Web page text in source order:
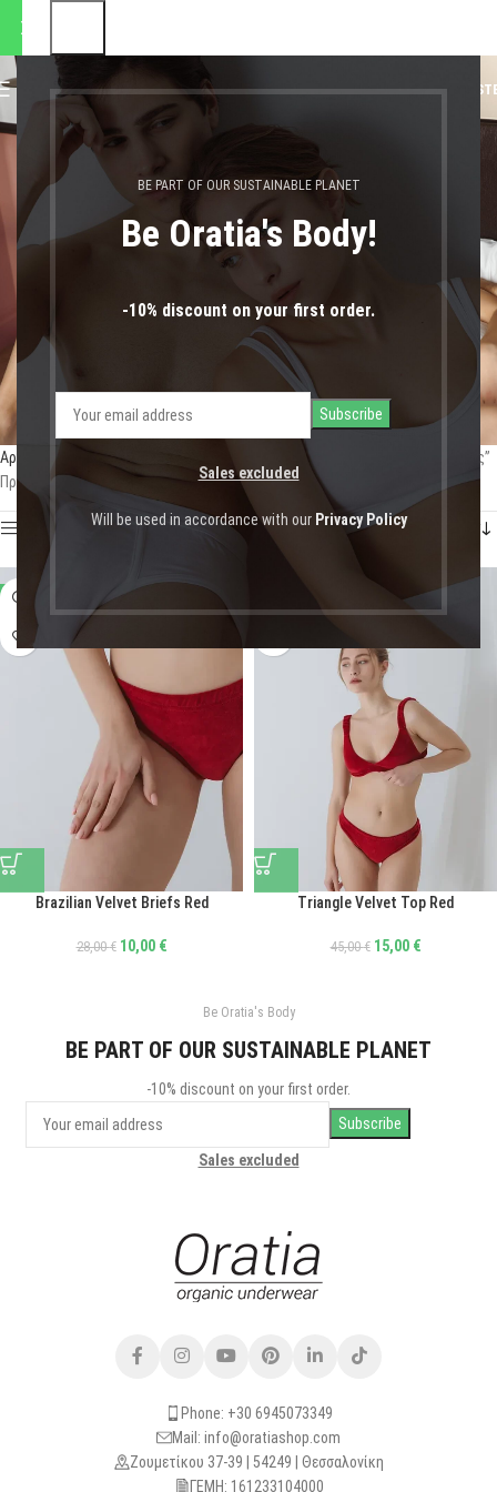
BE PART OF OUR SUSTAINABLE PLANET
Be Oratia's Body!
-10% discount on your first order.
Sales excluded
Will be used in accordance with our Privacy Policy
MENU 0,00€ LOGIN /
γυναικεια εσωρουχα
πολυτελειας
Αρχική σελίδα Shop
Προϊόντα με ετικέτα “γυναικεια εσωρουχα πολυτελειας”
Προβάλλονται όλα - 2 αποτελέσματα
Show sidebar
-64%
Brazilian Velvet Briefs Red
28,00€ 10,00 €
Triangle Velvet Top Red
45,00€ 15,00 €
Be Oratia's Body
BE PART OF OUR SUSTAINABLE PLANET
-10% discount on your first order.
Sales excluded
Phone: +30 6945073349
Mail: info@oratiashop.com
Ζουμετίκου 37-39 | 54249 | Θεσσαλονίκη
ΓΕΜΗ: 161233104000
θα